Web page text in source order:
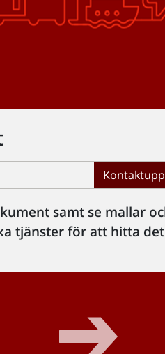
samt se mallar
tjänster för att hitta